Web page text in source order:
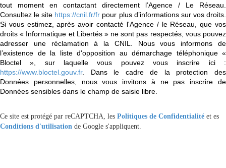
tout moment en contactant directement l’Agence / Le Réseau.
Consultez le site https://cnil.fr/fr pour plus d’informations sur vos droits.
Si vous estimez, après avoir contacté l'Agence / le Réseau, que vos
droits « Informatique et Libertés » ne sont pas respectés, vous pouvez
adresser une réclamation à la CNIL. Nous vous informons de
l’existence de la liste d'opposition au démarchage téléphonique «
Bloctel », sur laquelle vous pouvez vous inscrire ici :
https://www.bloctel.gouv.fr. Dans le cadre de la protection des
Données personnelles, nous vous invitons à ne pas inscrire de
Données sensibles dans le champ de saisie libre.
Ce site est protégé par reCAPTCHA, les Politiques de Confidentialité et es
Conditions d'utilisation de Google s'appliquent.